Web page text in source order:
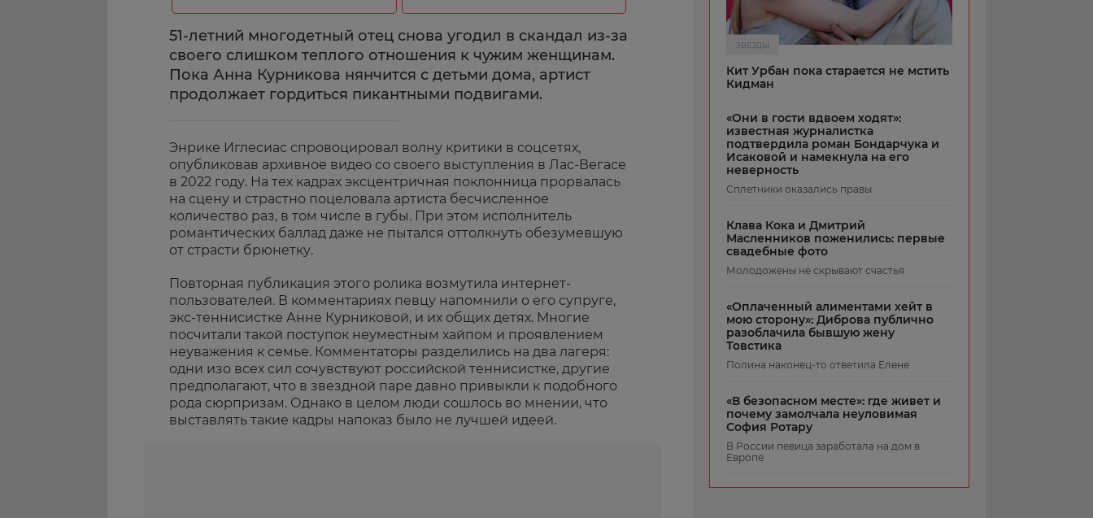
51-летний многодетный отец снова угодил в скандал из-за
своего слишком теплого отношения к чужим женщинам.
Пока Анна Курникова нянчится с детьми дома, артист
продолжает гордиться пикантными подвигами.
Энрике Иглесиас спровоцировал волну критики в соцсетях,
опубликовав архивное видео со своего выступления в Лас-Вегасе
в 2022 году. На тех кадрах эксцентричная поклонница прорвалась
на сцену и страстно поцеловала артиста бесчисленное
количество раз, в том числе в губы. При этом исполнитель
романтических баллад даже не пытался оттолкнуть обезумевшую
от страсти брюнетку.
Повторная публикация этого ролика возмутила интернет-
пользователей. В комментариях певцу напомнили о его супруге,
экс-теннисистке Анне Курниковой, и их общих детях. Многие
посчитали такой поступок неуместным хайпом и проявлением
неуважения к семье. Комментаторы разделились на два лагеря:
одни изо всех сил сочувствуют российской теннисистке, другие
предполагают, что в звездной паре давно привыкли к подобного
рода сюрпризам. Однако в целом люди сошлось во мнении, что
выставлять такие кадры напоказ было не лучшей идеей.
ЗВЕЗДЫ
Кит Урбан пока старается не мстить
Кидман
«Они в гости вдвоем ходят»:
известная журналистка
подтвердила роман Бондарчука и
Исаковой и намекнула на его
неверность
Сплетники оказались правы
Клава Кока и Дмитрий
Масленников поженились: первые
свадебные фото
Молодожены не скрывают счастья
«Оплаченный алиментами хейт в
мою сторону»: Диброва публично
разоблачила бывшую жену
Товстика
Полина наконец-то ответила Елене
«В безопасном месте»: где живет и
почему замолчала неуловимая
София Ротару
В России певица заработала на дом в
Европе